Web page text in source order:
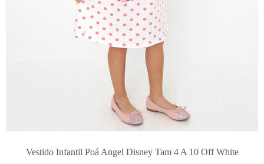
Vestido Infantil Poá Angel Disney Tam 4 A 10 Off White